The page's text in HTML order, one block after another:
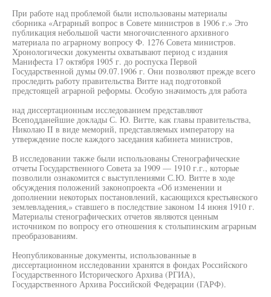
При работе над проблемой были использованы материалы
сборника «Аграрный вопрос в Совете министров в 1906 г.» Это
публикация небольшой части многочисленного архивного
материала по аграрному вопросу Ф. 1276 Совета министров.
Хронологически документы охватывают период с издания
Манифеста 17 октября 1905 г. до роспуска Первой
Государственной думы 09.07.1906 г. Они позволяют прежде всего
проследить работу правительства Витте над подготовкой
предстоящей аграрной реформы. Особую значимость для работа
над диссертационным исследованием представляют
Всеподданейшие доклады С. Ю. Витте, как главы правительства,
Николаю II в виде меморий, представляемых императору на
утверждение после каждого заседания кабинета министров,
В исследовании также были использованы Стенографические
отчеты Государственного Совета за 1909 — 1910 г.г., которые
позволили ознакомится с выступлениями С.Ю. Витте в ходе
обсуждения положений законопроекта «Об изменении и
дополнении некоторых постановлений, касающихся крестьянского
землевладения,» ставшего в последствие законом 14 июня 1910 г.
Материалы стенографических отчетов являются ценным
источником по вопросу его отношения к столыпинским аграрным
преобразованиям.
Неопубликованные документы, использованные в
диссертационном исследовании хранятся в фондах Российского
Государственного Исторического Архива (РГИА),
Государственного Архива Российской Федерации (ГАРФ).